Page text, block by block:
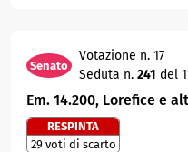
Senato
Votazione n. 17
Seduta n. 241 del
Em. 14.200, Lorefice e
RESPINTA
29 voti di scarto